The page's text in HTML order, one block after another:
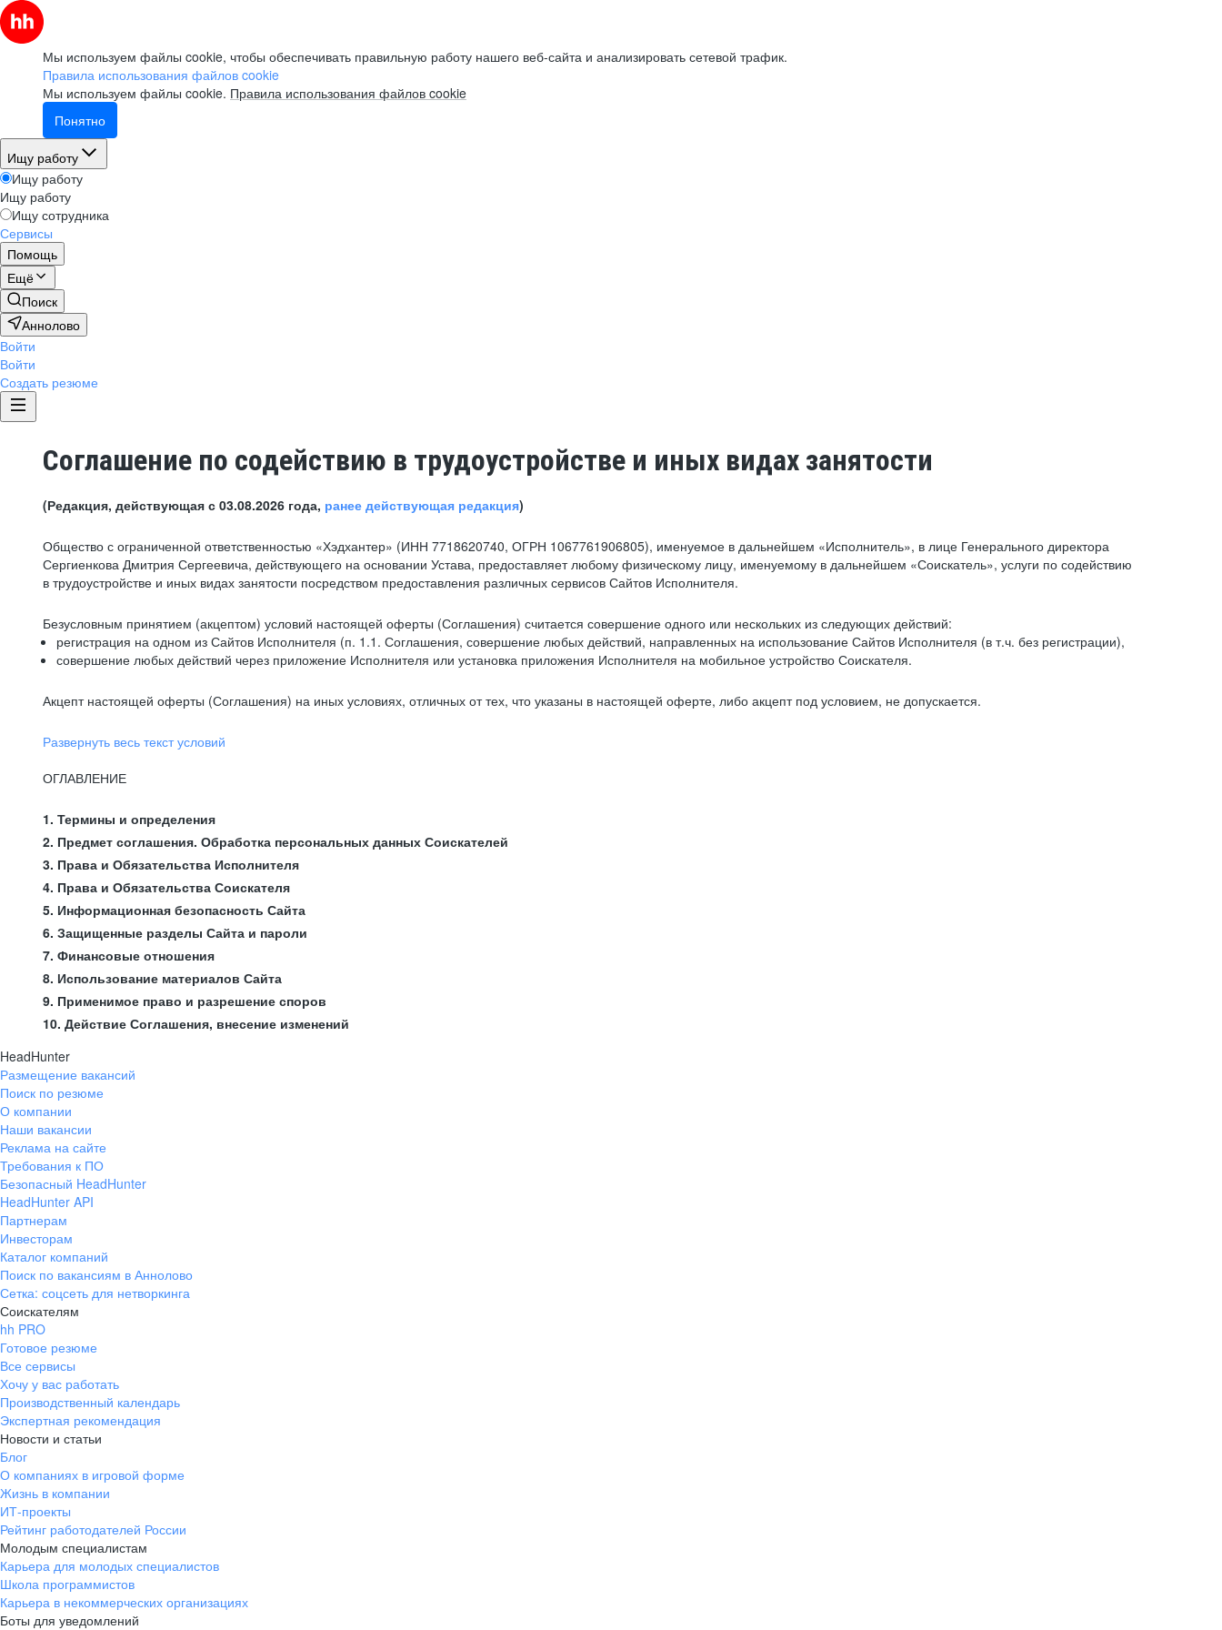
Мы используем файлы cookie, чтобы обеспечивать правильную работу нашего веб-сайта и анализировать сетевой трафик.
Правила использования файлов cookie
Мы используем файлы cookie. Правила использования файлов cookie
Понятно
Ищу работу
Ищу работу
Ищу работу
Ищу сотрудника
Сервисы
Помощь
Ещё
Поиск
Аннолово
Войти
Войти
Создать резюме
Соглашение по содействию в трудоустройстве и иных видах занятости
(Редакция, действующая с 03.08.2026 года, ранее действующая редакция)
Общество с ограниченной ответственностью «Хэдхантер» (ИНН 7718620740, ОГРН 1067761906805), именуемое в дальнейшем «Исполнитель», в лице Генерального директора
Сергиенкова Дмитрия Сергеевича, действующего на основании Устава, предоставляет любому физическому лицу, именуемому в дальнейшем «Соискатель», услуги по содействию
в трудоустройстве и иных видах занятости посредством предоставления различных сервисов Сайтов Исполнителя.
Безусловным принятием (акцептом) условий настоящей оферты (Соглашения) считается совершение одного или нескольких из следующих действий:
регистрация на одном из Сайтов Исполнителя (п. 1.1. Соглашения, совершение любых действий, направленных на использование Сайтов Исполнителя (в т.ч. без регистрации),
совершение любых действий через приложение Исполнителя или установка приложения Исполнителя на мобильное устройство Соискателя.
Акцепт настоящей оферты (Соглашения) на иных условиях, отличных от тех, что указаны в настоящей оферте, либо акцепт под условием, не допускается.
Развернуть весь текст условий
ОГЛАВЛЕНИЕ
1. Термины и определения
2. Предмет соглашения. Обработка персональных данных Соискателей
3. Права и Обязательства Исполнителя
4. Права и Обязательства Соискателя
5. Информационная безопасность Сайта
6. Защищенные разделы Сайта и пароли
7. Финансовые отношения
8. Использование материалов Сайта
9. Применимое право и разрешение споров
10. Действие Соглашения, внесение изменений
HeadHunter
Размещение вакансий
Поиск по резюме
О компании
Наши вакансии
Реклама на сайте
Требования к ПО
Безопасный HeadHunter
HeadHunter API
Партнерам
Инвесторам
Каталог компаний
Поиск по вакансиям в Аннолово
Сетка: соцсеть для нетворкинга
Соискателям
hh PRO
Готовое резюме
Все сервисы
Хочу у вас работать
Производственный календарь
Экспертная рекомендация
Новости и статьи
Блог
О компаниях в игровой форме
Жизнь в компании
ИТ-проекты
Рейтинг работодателей России
Молодым специалистам
Карьера для молодых специалистов
Школа программистов
Карьера в некоммерческих организациях
Боты для уведомлений